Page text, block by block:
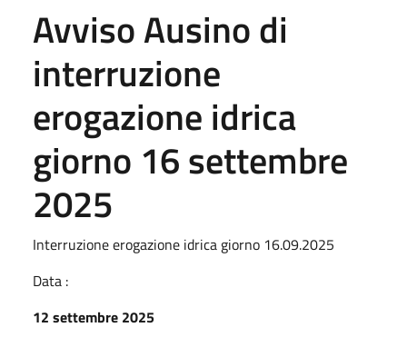
Avviso Ausino di
interruzione
erogazione idrica
giorno 16 settembre
2025
Interruzione erogazione idrica giorno 16.09.2025
Data :
12 settembre 2025